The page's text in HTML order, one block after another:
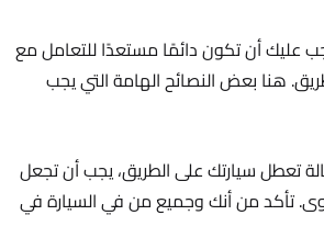
عليك أن تكون دائمًا مستعدًا للتعامل مع
هنا بعض النصائح الهامة التي يجب
تعطل سيارتك على الطريق، يجب أن تجعل
تأكد من أنك وجميع من في السيارة في